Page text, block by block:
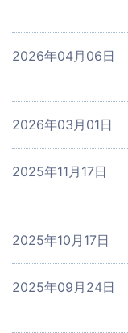
2026年04月06日
2026年03月01日
2025年11月17日
2025年10月17日
2025年09月24日